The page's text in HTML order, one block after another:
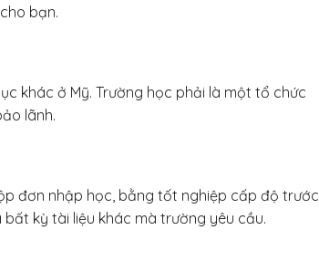
bạn.
khác ở Mỹ. Trường học phải là một tổ chức
lãnh.
đơn nhập học, bằng tốt nghiệp cấp độ trước
bất kỳ tài liệu khác mà trường yêu cầu.